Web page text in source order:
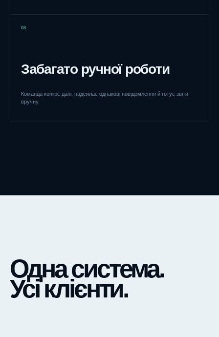
03
Забагато ручної роботи
Команда копіює дані, надсилає однакові повідомлення й готує звіти
вручну.
Одна система.
Усі клієнти.